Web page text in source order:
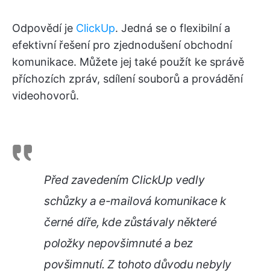
Odpovědí je ClickUp. Jedná se o flexibilní a
efektivní řešení pro zjednodušení obchodní
komunikace. Můžete jej také použít ke správě
příchozích zpráv, sdílení souborů a provádění
videohovorů.
Před zavedením ClickUp vedly
schůzky a e-mailová komunikace k
černé díře, kde zůstávaly některé
položky nepovšimnuté a bez
povšimnutí. Z tohoto důvodu nebyly